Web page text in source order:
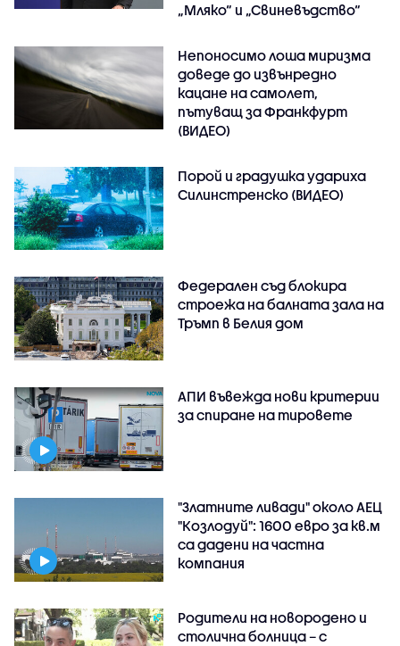
„Мляко“ и „Свиневъдство“
Непоносимо лоша миризма
доведе до извънредно
кацане на самолет,
пътуващ за Франкфурт
(ВИДЕО)
Порой и градушка удариха
Силинстренско (ВИДЕО)
Федерален съд блокира
строежа на балната зала на
Тръмп в Белия дом
АПИ въвежда нови критерии
за спиране на тировете
"Златните ливади" около АЕЦ
"Козлодуй": 1600 евро за кв.м
са дадени на частна
компания
Родители на новородено и
столична болница – с